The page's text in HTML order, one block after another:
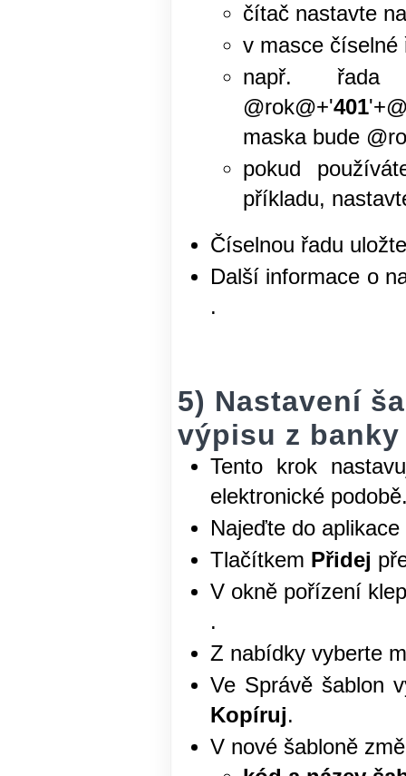
čítač nastavte
v masce číselné
např.
@rok@+'401
maska bude
pokud
příkladu,
Číselnou řadu uložte
Další informace o
.
5) Nastavení
výpisu z banky
Tento krok
elektronické
Najeďte do aplikace
Tlačítkem Přidej
V okně pořízení
.
Z nabídky vyberte
Ve Správě šablon
Kopíruj.
V nové šabloně